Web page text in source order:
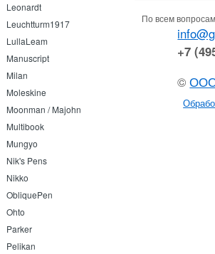
Leonardt
Leuchtturm1917
LullaLeam
Manuscript
Milan
Moleskine
Moonman / Majohn
Multibook
Mungyo
Nik's Pens
Nikko
ObliquePen
Ohto
Parker
Pelikan
По всем
+7
©ООО